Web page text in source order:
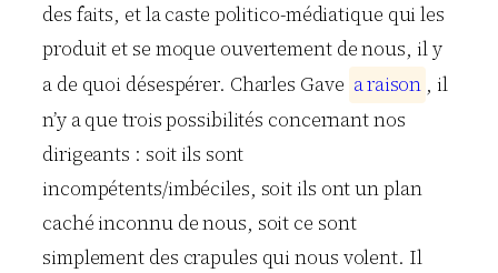
des faits, et la caste politico-médiatique qui les
produit et se moque ouvertement de nous, il y
a de quoi désespérer. Charles Gave araison , il
n’y a que trois possibilités concernant nos
dirigeants : soit ils sont
incompétents/imbéciles, soit ils ont un plan
caché inconnu de nous, soit ce sont
simplement des crapules qui nous volent. Il